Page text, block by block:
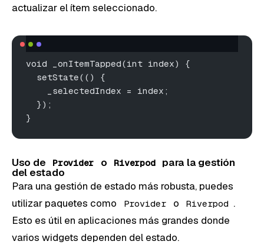
actualizar el ítem seleccionado.
void _onItemTapped(int index) {
  setState(() {
    _selectedIndex = index;
  });
}
Uso de Provider o Riverpod para la gestión
del estado
Para una gestión de estado más robusta, puedes
utilizar paquetes como
Provider o Riverpod .
Esto es útil en aplicaciones más grandes donde
varios widgets dependen del estado.